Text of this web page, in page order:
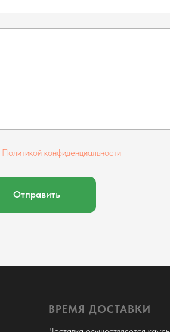
Политикой конфиденциальности
Отправить
ВРЕМЯ ДОСТАВКИ